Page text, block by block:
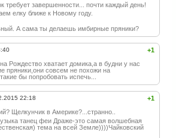
требует завершенности... почти каждый день!
елку ближе к Новому году.
А сама ты делаешь имбирные пряники?
+1
Рождество хватает домика,а в будни у нас
пряники,они совсем не похожи на
бы попробовать испечь...
+1
22:18
Щелкунчик в Америке?...странно..
танец феи Драже-это самая волшебная
тема на всей Земле))))Чайковский